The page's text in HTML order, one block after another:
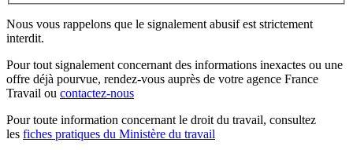
Nous vous rappelons que le signalement abusif est strictement
interdit.
Pour tout signalement concernant des informations inexactes ou une
offre déjà pourvue, rendez-vous auprès de votre agence France
Travail ou contactez-nous
Pour toute information concernant le droit du travail, consultez
les fiches pratiques du Ministère du travail